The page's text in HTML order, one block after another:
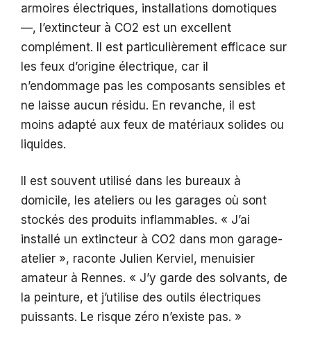
armoires électriques, installations domotiques
—, l’extincteur à CO2 est un excellent
complément. Il est particulièrement efficace sur
les feux d’origine électrique, car il
n’endommage pas les composants sensibles et
ne laisse aucun résidu. En revanche, il est
moins adapté aux feux de matériaux solides ou
liquides.
Il est souvent utilisé dans les bureaux à
domicile, les ateliers ou les garages où sont
stockés des produits inflammables. « J’ai
installé un extincteur à CO2 dans mon garage-
atelier », raconte Julien Kerviel, menuisier
amateur à Rennes. « J’y garde des solvants, de
la peinture, et j’utilise des outils électriques
puissants. Le risque zéro n’existe pas. »